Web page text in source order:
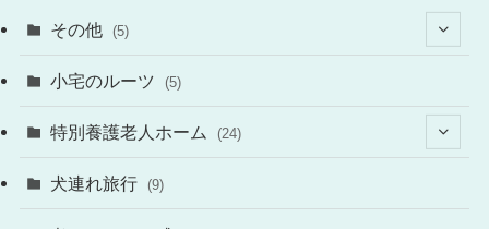
その他 (5)
(4)
小宅のルーツ (5)
特別養護老人ホーム (24)
(12)
犬連れ旅行 (9)